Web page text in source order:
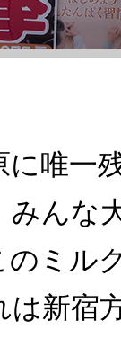
に唯一
みんな
ミル
新宿